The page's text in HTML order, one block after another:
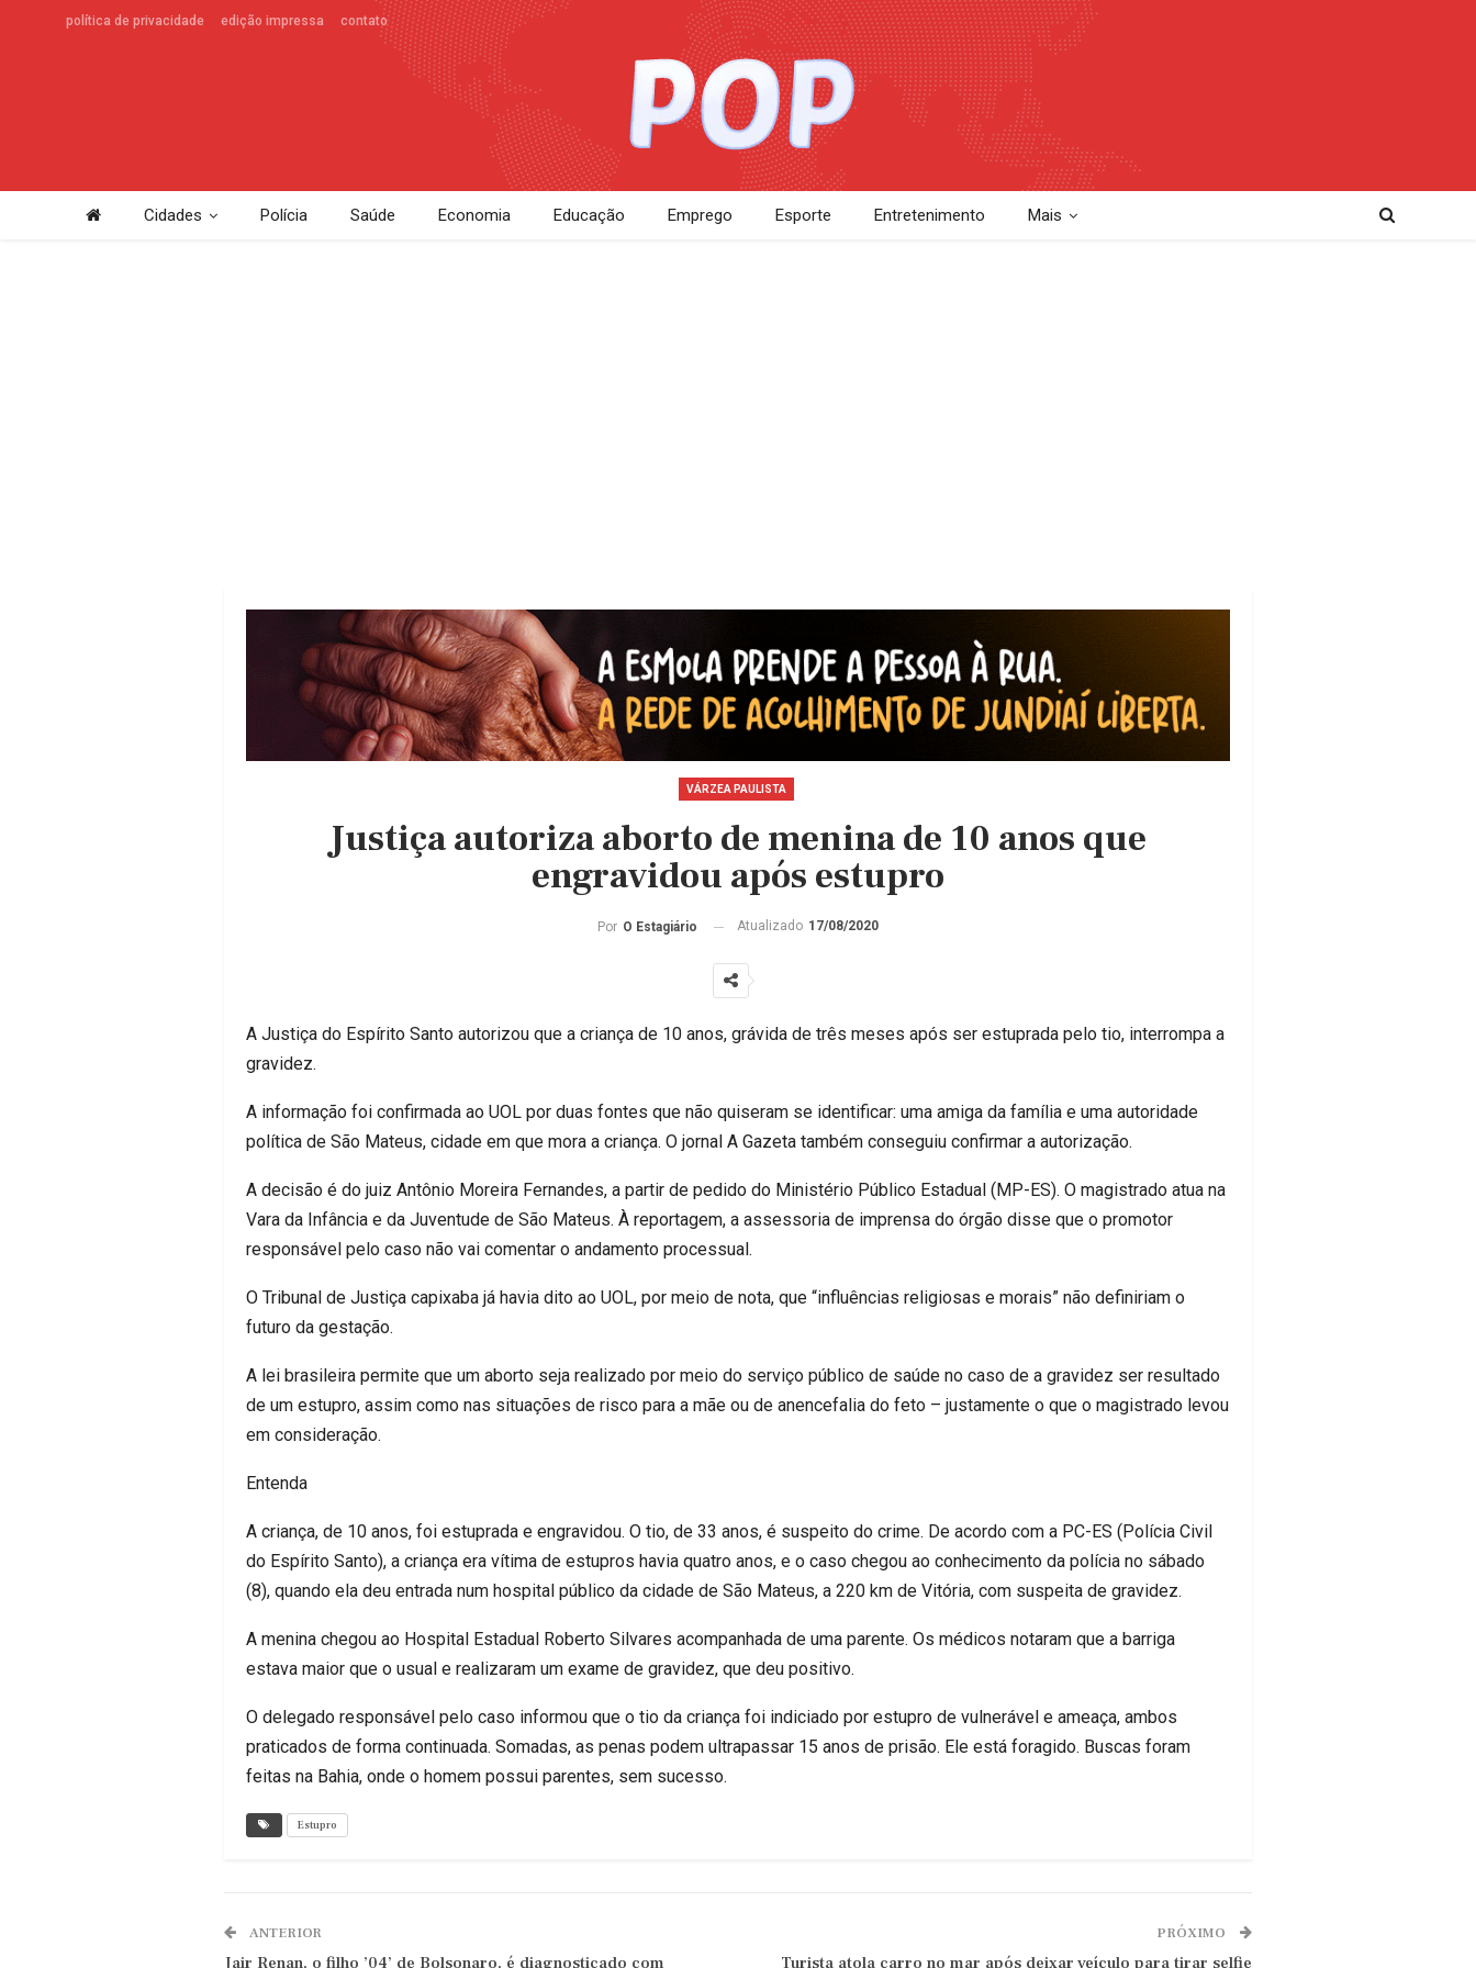
política de privacidade edição impressa contato
Cidades Polícia Saúde Economia Educação Emprego Esporte Entretenimento Mais
VÁRZEA PAULISTA
Justiça autoriza aborto de menina de 10 anos que
engravidou após estupro
Por O Estagiário Atualizado 17/08/2020
A Justiça do Espírito Santo autorizou que a criança de 10 anos, grávida de três meses após ser estuprada pelo tio, interrompa a
gravidez.
A informação foi confirmada ao UOL por duas fontes que não quiseram se identificar: uma amiga da família e uma autoridade
política de São Mateus, cidade em que mora a criança. O jornal A Gazeta também conseguiu confirmar a autorização.
A decisão é do juiz Antônio Moreira Fernandes, a partir de pedido do Ministério Público Estadual (MP-ES). O magistrado atua na
Vara da Infância e da Juventude de São Mateus. À reportagem, a assessoria de imprensa do órgão disse que o promotor
responsável pelo caso não vai comentar o andamento processual.
O Tribunal de Justiça capixaba já havia dito ao UOL, por meio de nota, que “influências religiosas e morais” não definiriam o
futuro da gestação.
A lei brasileira permite que um aborto seja realizado por meio do serviço público de saúde no caso de a gravidez ser resultado
de um estupro, assim como nas situações de risco para a mãe ou de anencefalia do feto – justamente o que o magistrado levou
em consideração.
Entenda
A criança, de 10 anos, foi estuprada e engravidou. O tio, de 33 anos, é suspeito do crime. De acordo com a PC-ES (Polícia Civil
do Espírito Santo), a criança era vítima de estupros havia quatro anos, e o caso chegou ao conhecimento da polícia no sábado
(8), quando ela deu entrada num hospital público da cidade de São Mateus, a 220 km de Vitória, com suspeita de gravidez.
A menina chegou ao Hospital Estadual Roberto Silvares acompanhada de uma parente. Os médicos notaram que a barriga
estava maior que o usual e realizaram um exame de gravidez, que deu positivo.
O delegado responsável pelo caso informou que o tio da criança foi indiciado por estupro de vulnerável e ameaça, ambos
praticados de forma continuada. Somadas, as penas podem ultrapassar 15 anos de prisão. Ele está foragido. Buscas foram
feitas na Bahia, onde o homem possui parentes, sem sucesso.
Estupro
ANTERIOR
Jair Renan, o filho ’04’ de Bolsonaro, é diagnosticado com
PRÓXIMO
Turista atola carro no mar após deixar veículo para tirar selfie